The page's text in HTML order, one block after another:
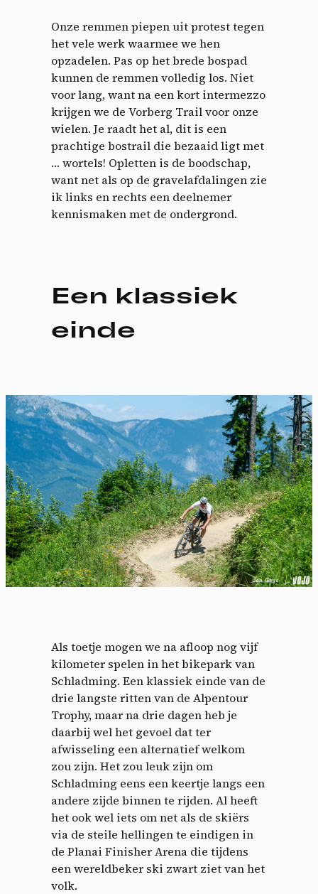
Onze remmen piepen uit protest tegen
het vele werk waarmee we hen
opzadelen. Pas op het brede bospad
kunnen de remmen volledig los. Niet
voor lang, want na een kort intermezzo
krijgen we de Vorberg Trail voor onze
wielen. Je raadt het al, dit is een
prachtige bostrail die bezaaid ligt met
… wortels! Opletten is de boodschap,
want net als op de gravelafdalingen zie
ik links en rechts een deelnemer
kennismaken met de ondergrond.
Een klassiek
einde
Als toetje mogen we na afloop nog vijf
kilometer spelen in het bikepark van
Schladming. Een klassiek einde van de
drie langste ritten van de Alpentour
Trophy, maar na drie dagen heb je
daarbij wel het gevoel dat ter
afwisseling een alternatief welkom
zou zijn. Het zou leuk zijn om
Schladming eens een keertje langs een
andere zijde binnen te rijden. Al heeft
het ook wel iets om net als de skiërs
via de steile hellingen te eindigen in
de Planai Finisher Arena die tijdens
een wereldbeker ski zwart ziet van het
volk.